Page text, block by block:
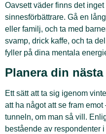
Oavsett väder finns det
sinnesförbättrare. Gå en
eller familj, och ta med
svamp, drick kaffe, och ta
fyller på dina mentala
Planera din
Ett sätt att ta sig igenom
att ha något att se fram
tunneln, om man så vill.
bestående av respondenter